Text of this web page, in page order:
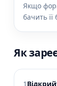
Якщо
бачить її
Як
1